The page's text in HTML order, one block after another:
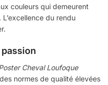
couleurs qui demeurent
du rendu
Cheval Loufoque
normes de qualité élevées